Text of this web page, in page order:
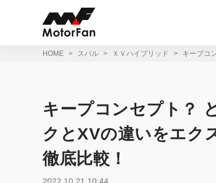
HOME スバル ＸＶハイブリッド キープコ
キープコンセプト？
クとXVの違いをエク
徹底比較！